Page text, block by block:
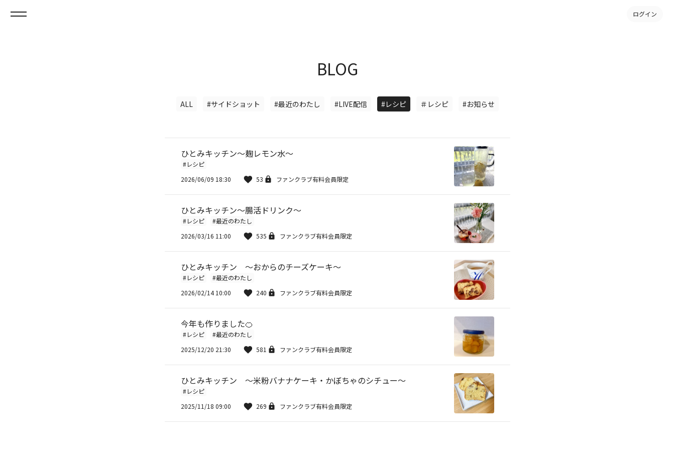
ログイン
BLOG
ALL #サイドショット #最近のわたし #LIVE配信 #レシピ ＃レシピ #お知らせ
ひとみキッチン〜麹レモン水〜
#レシピ
2026/06/09 18:30
53 ファンクラブ有料会員限定
ひとみキッチン〜腸活ドリンク〜
#レシピ
#最近のわたし
2026/03/16 11:00
535 ファンクラブ有料会員限定
ひとみキッチン ～おからのチーズケーキ～
#レシピ
#最近のわたし
2026/02/14 10:00
240 ファンクラブ有料会員限定
今年も作りました🍊
#レシピ
#最近のわたし
2025/12/20 21:30
581 ファンクラブ有料会員限定
ひとみキッチン 〜米粉バナナケーキ・かぼちゃのシチュー〜
#レシピ
2025/11/18 09:00
269 ファンクラブ有料会員限定